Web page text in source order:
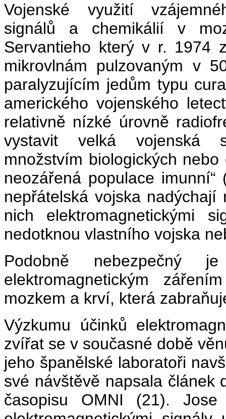
Vojenské využití
signálů a chemikálií v
Servantieho který v r. 1974
mikrovlnám pulzovaným v
paralyzujícím jedům typu
amerického vojenského
relativně nízké úrovně
vystavit velká vojenská
množstvím biologických
neozářená populace
nepřátelská vojska
nich elektromagnetickými
nedotknou vlastního vojska
Podobně nebezpečný
elektromagnetickým
mozkem a krví, která
Výzkumu účinků
zvířat se v současné době
jeho španělské laboratoři
své návštěvě napsala článek
časopisu OMNI (21).